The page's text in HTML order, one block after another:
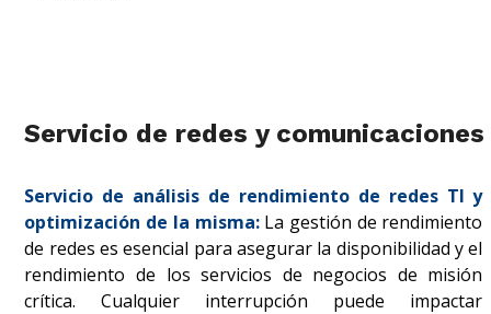
Servicio de redes y comunicaciones
Servicio de análisis de rendimiento de redes TI y
optimización de la misma:La gestión de rendimiento
de redes es esencial para asegurar la disponibilidad y el
rendimiento de los servicios de negocios de misión
crítica. Cualquier interrupción puede impactar